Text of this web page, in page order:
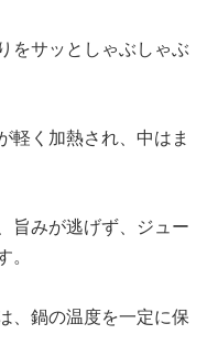
をサッとしゃぶしゃぶ
軽く加熱され、中はま
旨みが逃げず、ジュー
。
、鍋の温度を一定に保